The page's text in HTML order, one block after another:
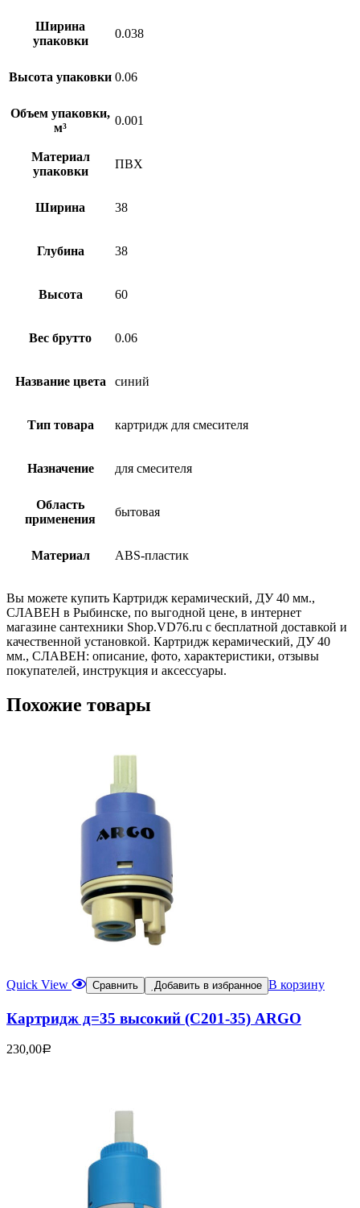
Ширина
упаковки
0.038
Высота упаковки 0.06
Объем упаковки,
м³
0.001
Материал
упаковки
ПВХ
Ширина 38
Глубина 38
Высота 60
Вес брутто 0.06
Название цвета синий
Тип товара картридж для смесителя
Назначение для смесителя
Область
применения
бытовая
Материал ABS-пластик
Вы можете купить Картридж керамический, ДУ 40 мм.,
СЛАВЕН в Рыбинске, по выгодной цене, в интернет
магазине сантехники Shop.VD76.ru с бесплатной доставкой и
качественной установкой. Картридж керамический, ДУ 40
мм., СЛАВЕН: описание, фото, характеристики, отзывы
покупателей, инструкция и аксессуары.
Похожие товары
Quick View Сравнить Добавить в избранное В корзину
Картридж д=35 высокий (C201-35) ARGO
230,00Р